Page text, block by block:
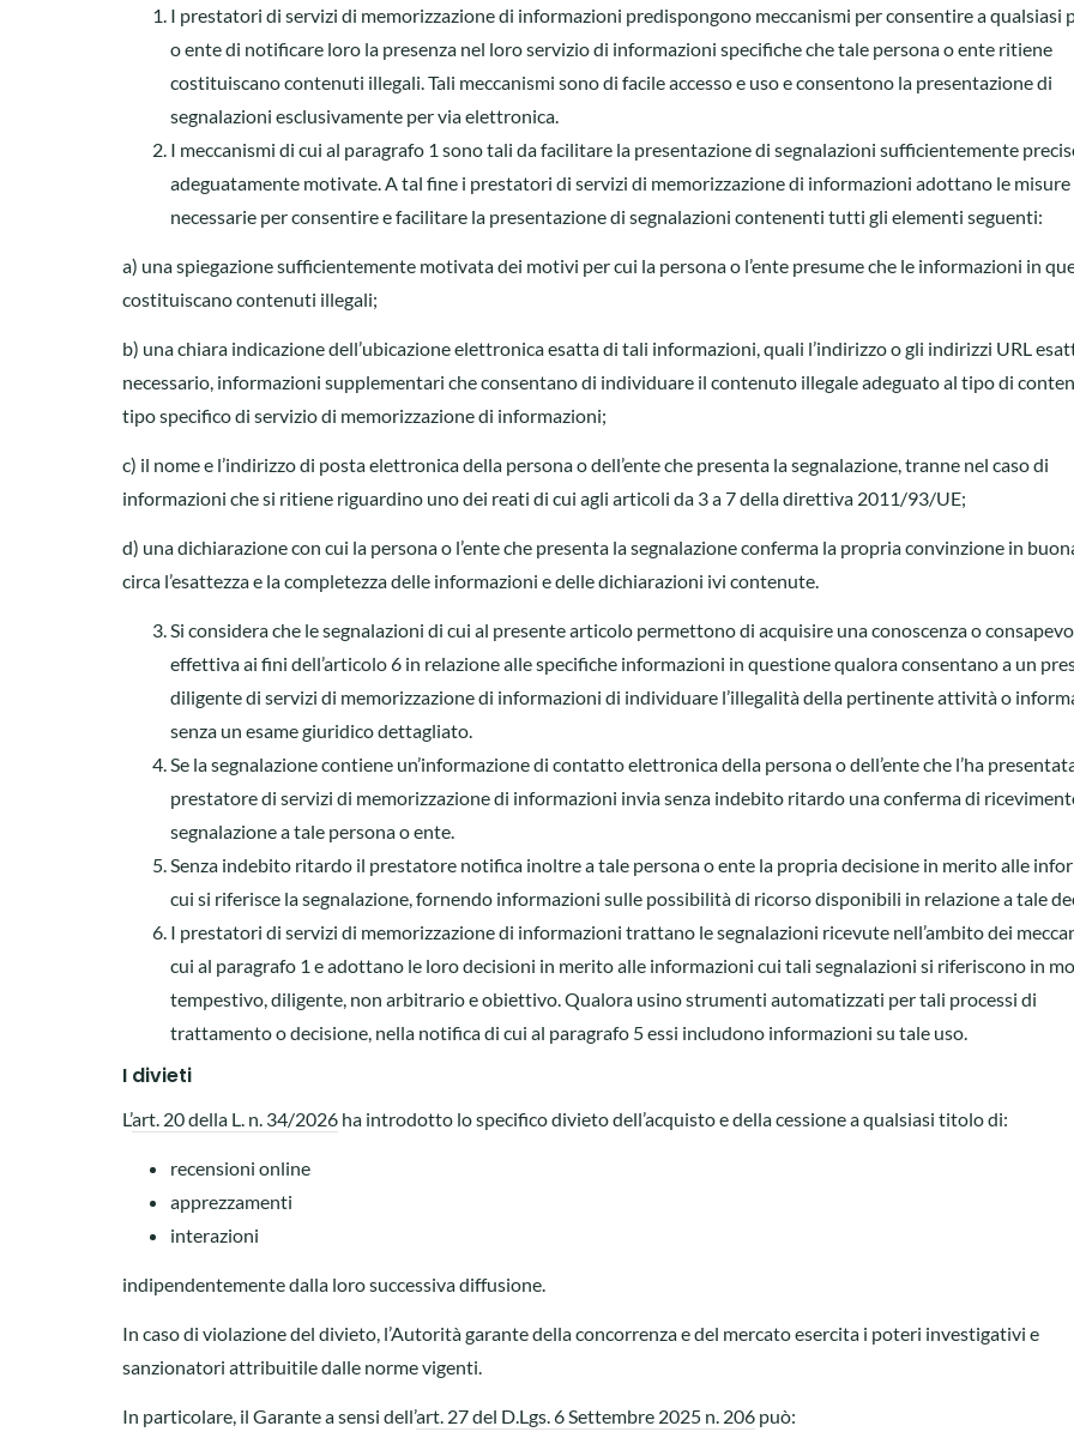
I prestatori di servizi di memorizzazione di informazioni predispongono meccanismi per consentire a qualsiasi
o ente di notificare loro la presenza nel loro servizio di informazioni specifiche che tale persona o ente ritiene
costituiscano contenuti illegali. Tali meccanismi sono di facile accesso e uso e consentono la presentazione di
segnalazioni esclusivamente per via elettronica.
I meccanismi di cui al paragrafo 1 sono tali da facilitare la presentazione di segnalazioni sufficientemente
adeguatamente motivate. A tal fine i prestatori di servizi di memorizzazione di informazioni adottano le misure
necessarie per consentire e facilitare la presentazione di segnalazioni contenenti tutti gli elementi seguenti:
a) una spiegazione sufficientemente motivata dei motivi per cui la persona o l’ente presume che le informazioni in
costituiscano contenuti illegali;
b) una chiara indicazione dell’ubicazione elettronica esatta di tali informazioni, quali l’indirizzo o gli indirizzi URL
necessario, informazioni supplementari che consentano di individuare il contenuto illegale adeguato al tipo di
tipo specifico di servizio di memorizzazione di informazioni;
c) il nome e l’indirizzo di posta elettronica della persona o dell’ente che presenta la segnalazione, tranne nel caso di
informazioni che si ritiene riguardino uno dei reati di cui agli articoli da 3 a 7 della direttiva 2011/93/UE;
d) una dichiarazione con cui la persona o l’ente che presenta la segnalazione conferma la propria convinzione in
circa l’esattezza e la completezza delle informazioni e delle dichiarazioni ivi contenute.
Si considera che le segnalazioni di cui al presente articolo permettono di acquisire una conoscenza o
effettiva ai fini dell’articolo 6 in relazione alle specifiche informazioni in questione qualora consentano a un
diligente di servizi di memorizzazione di informazioni di individuare l’illegalità della pertinente attività o
senza un esame giuridico dettagliato.
Se la segnalazione contiene un’informazione di contatto elettronica della persona o dell’ente che l’ha
prestatore di servizi di memorizzazione di informazioni invia senza indebito ritardo una conferma di
segnalazione a tale persona o ente.
Senza indebito ritardo il prestatore notifica inoltre a tale persona o ente la propria decisione in merito alle
cui si riferisce la segnalazione, fornendo informazioni sulle possibilità di ricorso disponibili in relazione a tale
I prestatori di servizi di memorizzazione di informazioni trattano le segnalazioni ricevute nell’ambito dei
cui al paragrafo 1 e adottano le loro decisioni in merito alle informazioni cui tali segnalazioni si riferiscono in
tempestivo, diligente, non arbitrario e obiettivo. Qualora usino strumenti automatizzati per tali processi di
trattamento o decisione, nella notifica di cui al paragrafo 5 essi includono informazioni su tale uso.
I divieti
L’art. 20 della L. n. 34/2026 ha introdotto lo specifico divieto dell’acquisto e della cessione a qualsiasi titolo di:
recensioni online
apprezzamenti
interazioni
indipendentemente dalla loro successiva diffusione.
In caso di violazione del divieto, l’Autorità garante della concorrenza e del mercato esercita i poteri investigativi e
sanzionatori attribuitile dalle norme vigenti.
In particolare, il Garante a sensi dell’art. 27 del D.Lgs. 6 Settembre 2025 n. 206 può: